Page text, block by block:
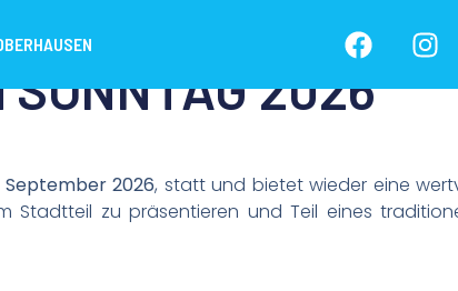
2026
September 2026, statt und bietet wieder eine
Stadtteil zu präsentieren und Teil eines